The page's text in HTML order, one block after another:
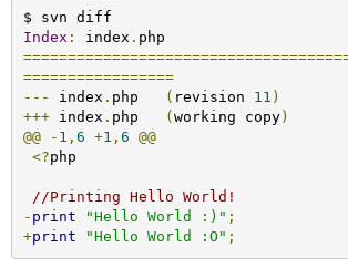
Index : index .
=================
--- index . ( revision 11 )
+++ index . ( working copy)
@@
- 1 , 6 +1 , 6 @@
<?php
//Printing Hello World!
- print "Hello World :)" ;
+print "Hello World :O" ;